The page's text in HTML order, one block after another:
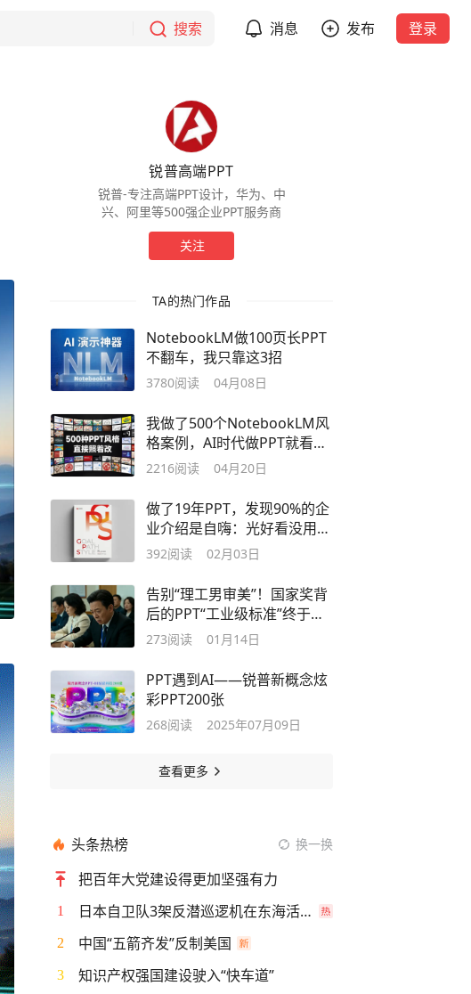
搜索 消息 发布 登录
锐普高端PPT
锐普-专注高端PPT设计，华为、中
兴、阿里等500强企业PPT服务商
关注
TA的热门作品
NotebookLM做100页长PPT
不翻车，我只靠这3招
3780阅读 04月08日
我做了500个NotebookLM风
格案例，AI时代做PPT就看这
篇文章
2216阅读 04月20日
做了19年PPT，发现90%的企
业介绍是自嗨：光好看没用，
关键是这点
392阅读 02月03日
告别“理工男审美”！国家奖背
后的PPT“工业级标准”终于公
开了
273阅读 01月14日
PPT遇到AI——锐普新概念炫
彩PPT200张
268阅读 2025年07月09日
查看更多
头条热榜 换一换
把百年大党建设得更加坚强有力
1 日本自卫队3架反潜巡逻机在东海活动
2 中国“五箭齐发”反制美国
3 知识产权强国建设驶入“快车道”